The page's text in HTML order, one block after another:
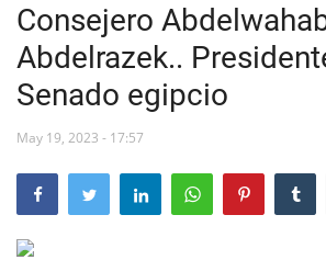
Inicio
Foro Internacional Nasser
Contacto
Consejero
Abdelrazek..
Senado egipcio
May 19, 2023 - 17:57